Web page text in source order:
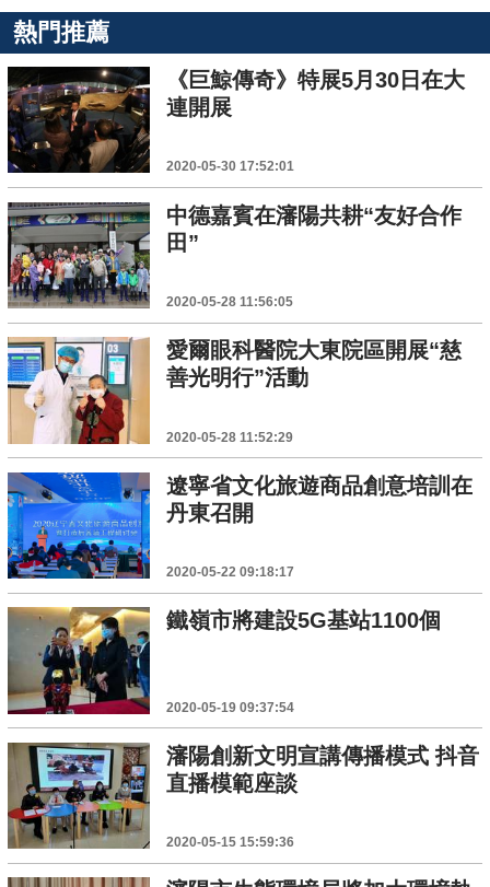
熱門推薦
《巨鯨傳奇》特展5月30日在大
連開展
2020-05-30 17:52:01
中德嘉賓在瀋陽共耕“友好合作
田”
2020-05-28 11:56:05
愛爾眼科醫院大東院區開展“慈
善光明行”活動
2020-05-28 11:52:29
遼寧省文化旅遊商品創意培訓在
丹東召開
2020-05-22 09:18:17
鐵嶺市將建設5G基站1100個
2020-05-19 09:37:54
瀋陽創新文明宣講傳播模式 抖音
直播模範座談
2020-05-15 15:59:36